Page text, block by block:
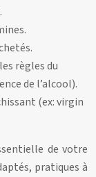
règles du
de l’alcool).
(ex: virgin
de votre
pratiques à